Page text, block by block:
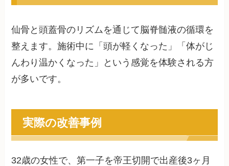
仙骨と頭蓋骨のリズムを通じて脳脊髄液の循環を
整えます。施術中に「頭が軽くなった」「体がじ
んわり温かくなった」という感覚を体験される方
が多いです。
実際の改善事例
32歳の女性で、第一子を帝王切開で出産後3ヶ月